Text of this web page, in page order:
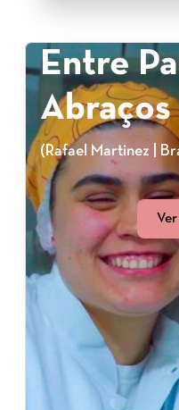
Entre
Abraços
(Rafael Martinez |